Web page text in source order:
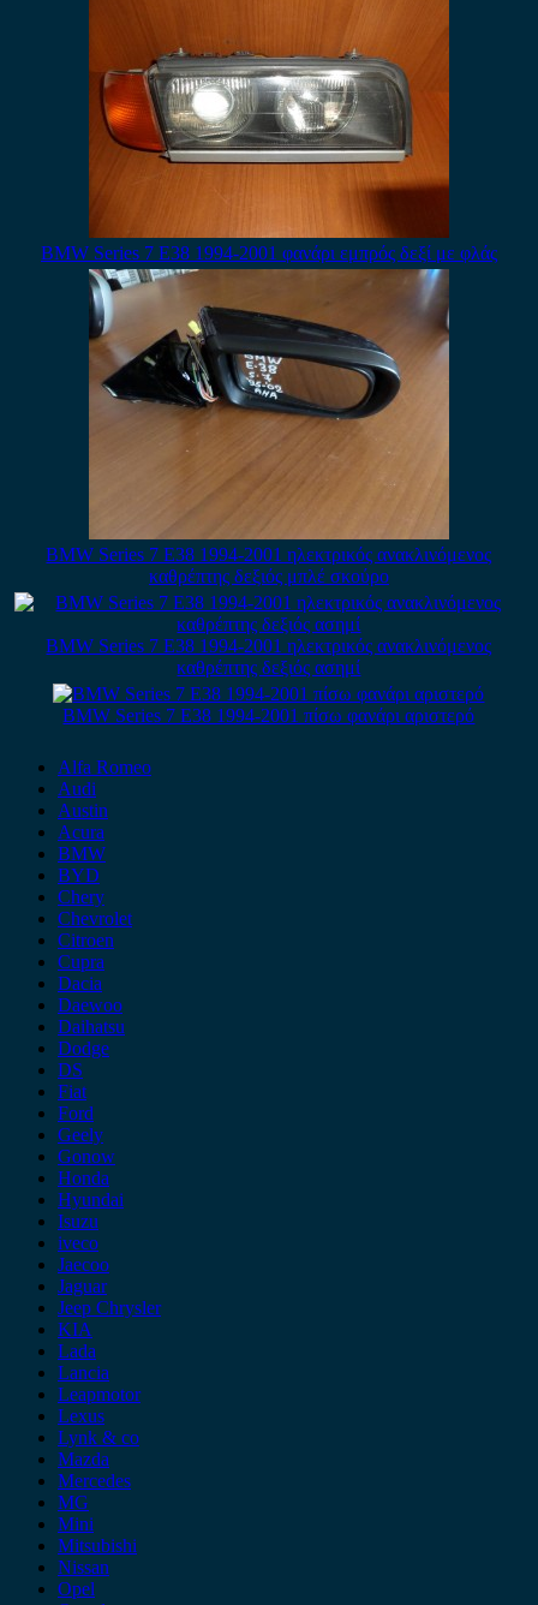
BMW Series 7 E38 1994-2001 φανάρι εμπρός δεξί με φλάς
BMW Series 7 E38 1994-2001 ηλεκτρικός ανακλινόμενος
καθρέπτης δεξιός μπλέ σκούρο
BMW Series 7 E38 1994-2001 ηλεκτρικός ανακλινόμενος
καθρέπτης δεξιός ασημί
BMW Series 7 E38 1994-2001 πίσω φανάρι αριστερό
Alfa Romeo
Audi
Austin
Acura
BMW
BYD
Chery
Chevrolet
Citroen
Cupra
Dacia
Daewoo
Daihatsu
Dodge
DS
Fiat
Ford
Geely
Gonow
Honda
Hyundai
Isuzu
iveco
Jaecoo
Jaguar
Jeep Chrysler
KIA
Lada
Lancia
Leapmotor
Lexus
Lynk & co
Mazda
Mercedes
MG
Mini
Mitsubishi
Nissan
Opel